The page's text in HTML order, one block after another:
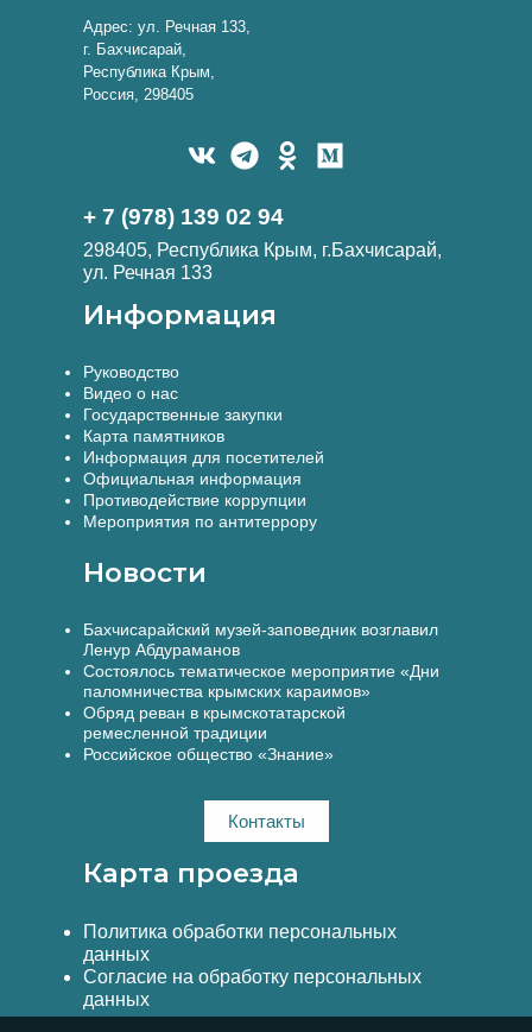
Адрес: ул. Речная 133,
г. Бахчисарай,
Республика Крым,
Россия, 298405
+ 7 (978) 139 02 94
298405, Республика Крым, г.Бахчисарай,
ул. Речная 133
Информация
Руководство
Видео о нас
Государственные закупки
Карта памятников
Информация для посетителей
Официальная информация
Противодействие коррупции
Мероприятия по антитеррору
Новости
Бахчисарайский музей-заповедник возглавил
Ленур Абдураманов
Состоялось тематическое мероприятие «Дни
паломничества крымских караимов»
Обряд реван в крымскотатарской
ремесленной традиции
Российское общество «Знание»
Контакты
Карта проезда
Политика обработки персональных
данных
Согласие на обработку персональных
данных